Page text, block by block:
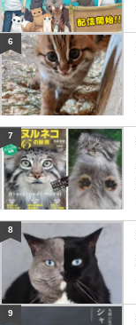
6
7
8
9